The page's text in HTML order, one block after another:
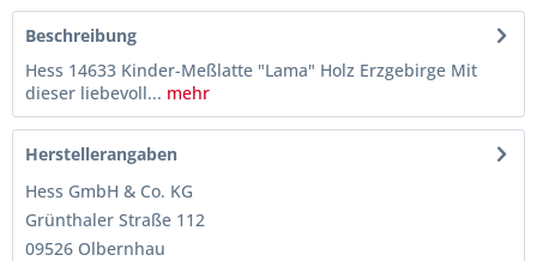
Beschreibung
Hess 14633 Kinder-Meßlatte "Lama" Holz Erzgebirge Mit
dieser liebevoll... mehr
Herstellerangaben
Hess GmbH & Co. KG
Grünthaler Straße 112
09526 Olbernhau